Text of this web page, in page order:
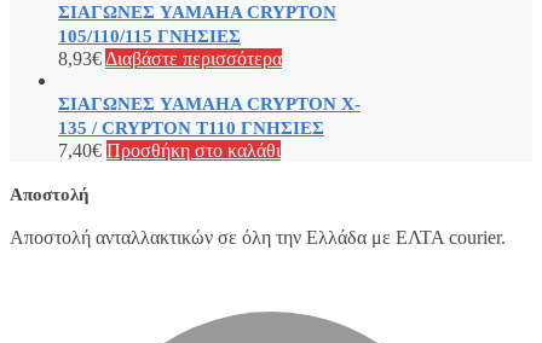
ΣΙΑΓΩΝΕΣ YAMAHA CRYPTON
105/110/115 ΓΝΗΣΙΕΣ
8,93€ Διαβάστε περισσότερα
ΣΙΑΓΩΝΕΣ YAMAHA CRYPTON X-
135 / CRYPTON T110 ΓΝΗΣΙΕΣ
7,40€ Προσθήκη στο καλάθι
Αποστολή
Αποστολή ανταλλακτικών σε όλη την Ελλάδα με ΕΛΤΑ courier.